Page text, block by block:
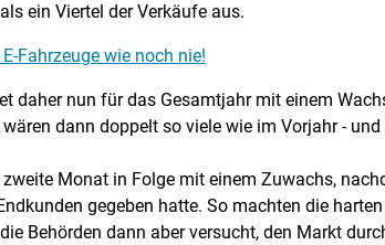
ein Viertel der Verkäufe aus.
Fahrzeuge wie noch nie!
daher nun für das Gesamtjahr mit einem
dann doppelt so viele wie im Vorjahr -
zweite Monat in Folge mit einem Zuwachs,
gegeben hatte. So machten die
Behörden dann aber versucht, den Markt